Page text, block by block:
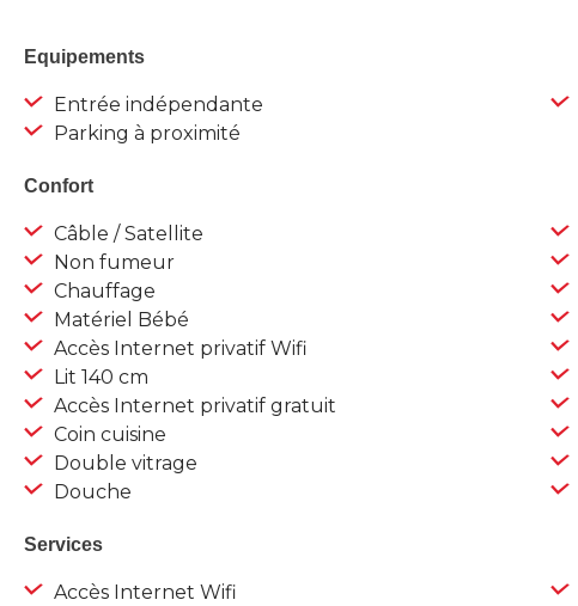
Equipements
Entrée indépendante
Parking à proximité
Confort
Câble / Satellite
Non fumeur
Chauffage
Matériel Bébé
Accès Internet privatif Wifi
Lit 140 cm
Accès Internet privatif gratuit
Coin cuisine
Double vitrage
Douche
Services
Accès Internet Wifi